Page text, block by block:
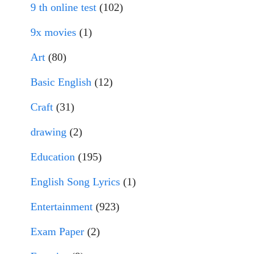
9 th online test (102)
9x movies (1)
Art (80)
Basic English (12)
Craft (31)
drawing (2)
Education (195)
English Song Lyrics (1)
Entertainment (923)
Exam Paper (2)